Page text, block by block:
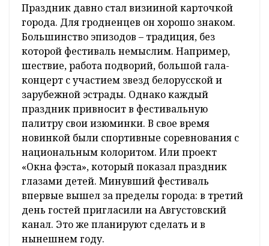
Праздник давно стал визииной карточкой
города. Для гродненцев он хорошо знаком.
Большинство эпизодов – традиция, без
которой фестиваль немыслим. Например,
шествие, работа подворий, большой гала-
концерт с участием звезд белорусской и
зарубежной эстрады. Однако каждый
праздник привносит в фестивальную
палитру свои изюминки. В свое время
новинкой были спортивные соревнования с
национальным колоритом. Или проект
«Окна фэста», который показал праздник
глазами детей. Минувший фестиваль
впервые вышел за пределы города: в третий
день гостей пригласили на Августовский
канал. Это же планируют сделать и в
нынешнем году.